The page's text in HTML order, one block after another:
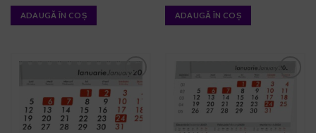
ADAUGĂ ÎN COȘ ADAUGĂ ÎN COȘ
ADD TO
WISHLIST
ADD TO
WISHLIST